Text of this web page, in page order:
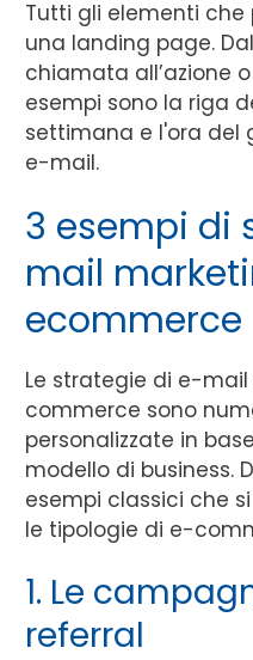
Tutti gli elementi
una landing page.
chiamata all’azione
esempi sono la riga
settimana e l'ora del
e-mail.
3 esempi di
mail
ecommerce
Le strategie di e-
commerce sono
personalizzate in
modello di business.
esempi classici che
le tipologie di e-
1. Le
referral